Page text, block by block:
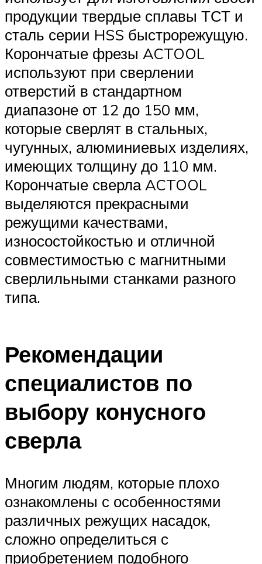
продукции твердые сплавы ТСТ и
сталь серии HSS быстрорежущую.
Корончатые фрезы ACTOOL
используют при сверлении
отверстий в стандартном
диапазоне от 12 до 150 мм,
которые сверлят в стальных,
чугунных, алюминиевых изделиях,
имеющих толщину до 110 мм.
Корончатые сверла ACTOOL
выделяются прекрасными
режущими качествами,
износостойкостью и отличной
совместимостью с магнитными
сверлильными станками разного
типа.
Рекомендации
специалистов по
выбору конусного
сверла
Многим людям, которые плохо
ознакомлены с особенностями
различных режущих насадок,
сложно определиться с
приобретением подобного